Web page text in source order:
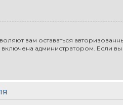
вам оставаться
администратором. Если